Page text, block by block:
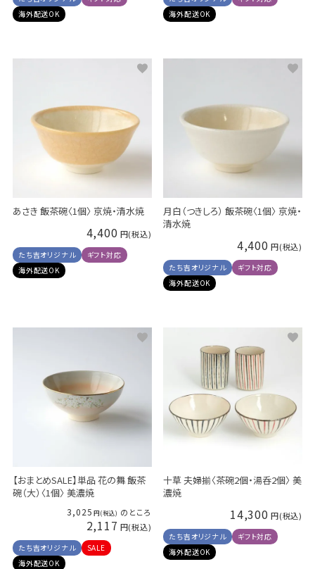
海外配送OK
海外配送OK
あさき 飯茶碗〈1個〉 京焼・清水焼
4,400
たち吉オリジナル
ギフト対応
海外配送OK
月白（つきしろ） 飯茶碗〈1個〉 京焼・
清水焼
4,400
たち吉オリジナル
ギフト対応
海外配送OK
【おまとめSALE】単品 花の舞 飯茶
碗（大）〈1個〉 美濃焼
3,025 のところ
2,117
たち吉オリジナル
SALE
海外配送OK
十草 夫婦揃〈茶碗2個・湯呑2個〉 美
濃焼
14,300
たち吉オリジナル
ギフト対応
海外配送OK